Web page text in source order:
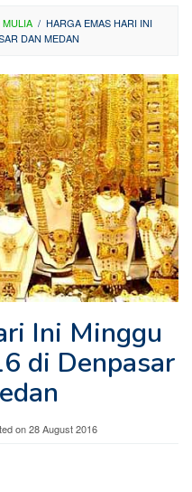
/ HARGA EMAS HARI INI
DAN MEDAN
Ini Minggu
di Denpasar
on28 August 2016